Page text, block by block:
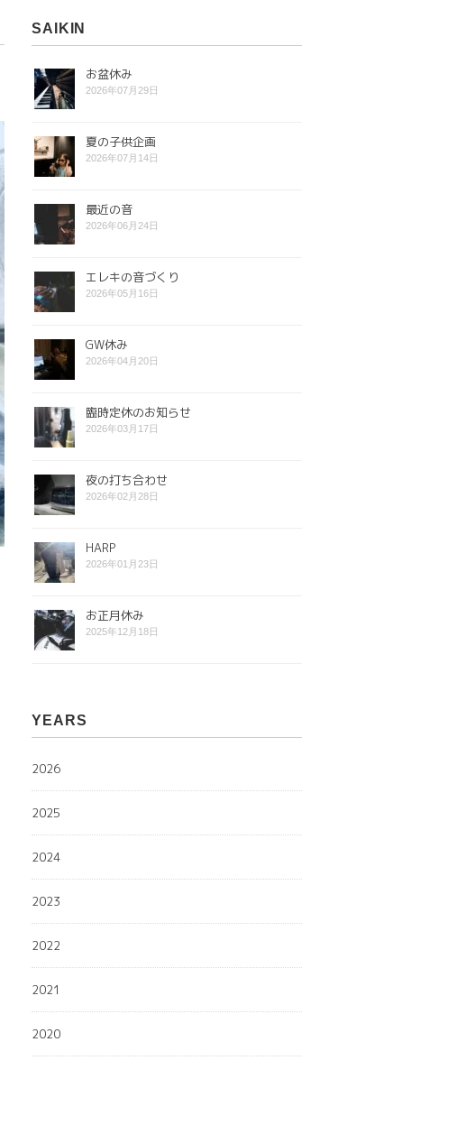
SAIKIN
お盆休み
2026年07月29日
夏の子供企画
2026年07月14日
最近の音
2026年06月24日
エレキの音づくり
2026年05月16日
GW休み
2026年04月20日
臨時定休のお知らせ
2026年03月17日
夜の打ち合わせ
2026年02月28日
HARP
2026年01月23日
お正月休み
2025年12月18日
YEARS
2026
2025
2024
2023
2022
2021
2020